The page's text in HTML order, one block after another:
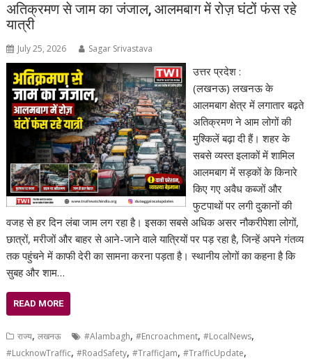
अतिक्रमण से जाम का जंजाल, आलमबाग में रोज़ घंटों फंस रहे
यात्री
July 25, 2026 Sagar Srivastava
उत्तर प्रदेश :
(लखनऊ) लखनऊ के
आलमबाग क्षेत्र में लगातार बढ़ते
अतिक्रमण ने आम लोगों की
मुश्किलें बढ़ा दी हैं। शहर के
सबसे व्यस्त इलाकों में शामिल
आलमबाग में सड़कों के किनारे
किए गए अवैध कब्जों और
फुटपाथों पर लगी दुकानों की
वजह से हर दिन लंबा जाम लग रहा है। इसका सबसे अधिक असर नौकरीपेशा लोगों,
छात्रों, मरीजों और बाहर से आने-जाने वाले यात्रियों पर पड़ रहा है, जिन्हें अपने गंतव्य
तक पहुंचने में काफी देरी का सामना करना पड़ता है। स्थानीय लोगों का कहना है कि
सुबह और शाम…
READ MORE
राज्य,लखनऊ #Alambagh,#Encroachment,#LocalNews,
#LucknowTraffic,#RoadSafety,#TrafficJam,#TrafficUpdate,